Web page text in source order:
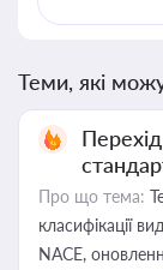
Теми, які
Про що тема:
класифікації
NACE,